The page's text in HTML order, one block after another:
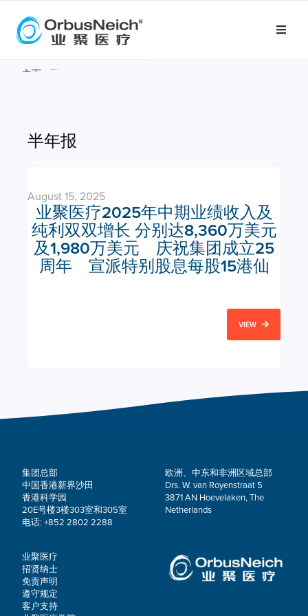
主页 医疗专家
半年报
August 15, 2025
业聚医疗2025年中期业绩收入及
纯利双双增长 分别达8,360万美元
及1,980万美元 庆祝集团成立25
周年 宣派特别股息每股15港仙
VIEW
集团总部
中国香港新界沙田
香港科学园
20E号楼3楼303室和305室
电话: +852 2802 2288
欧洲、中东和非洲区域总部
Drs. W. van Royenstraat 5
3871 AN Hoevelaken, The
Netherlands
业聚医疗
招贤纳士
免责声明
遵守规定
客户支持